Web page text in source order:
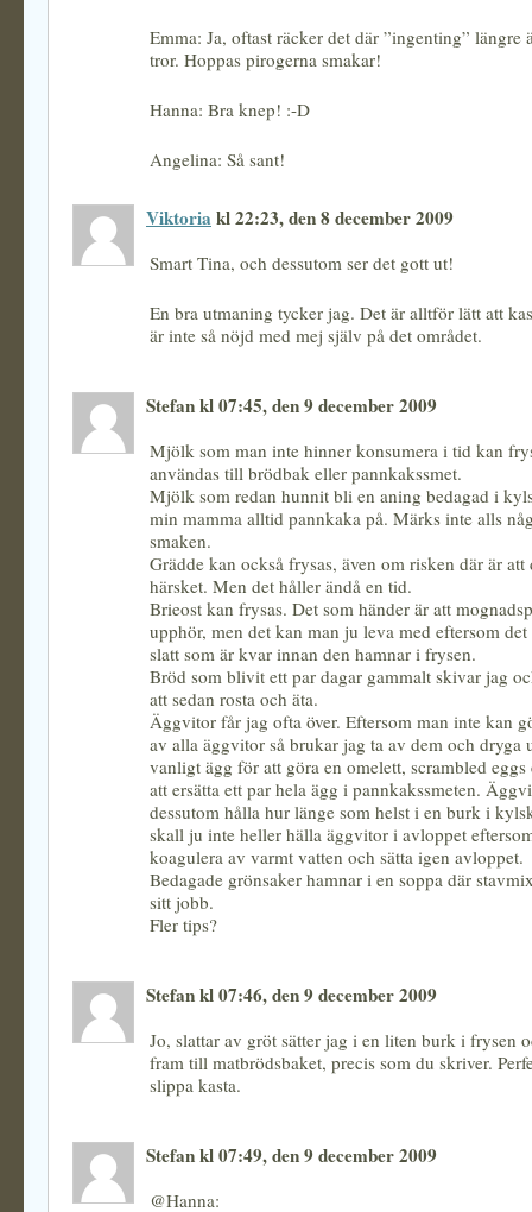
Emma: Ja, oftast räcker det där ”ingenting” längre
tror. Hoppas pirogerna smakar!
Hanna: Bra knep! :-D
Angelina: Så sant!
Viktoria kl 22:23, den 8 december 2009
Smart Tina, och dessutom ser det gott ut!
En bra utmaning tycker jag. Det är alltför lätt att
är inte så nöjd med mej själv på det området.
Stefan kl 07:45, den 9 december 2009
Mjölk som man inte hinner konsumera i tid kan
användas till brödbak eller pannkakssmet.
Mjölk som redan hunnit bli en aning bedagad i
min mamma alltid pannkaka på. Märks inte alls
smaken.
Grädde kan också frysas, även om risken där är
härsket. Men det håller ändå en tid.
Brieost kan frysas. Det som händer är att
upphör, men det kan man ju leva med eftersom
slatt som är kvar innan den hamnar i frysen.
Bröd som blivit ett par dagar gammalt skivar jag
att sedan rosta och äta.
Äggvitor får jag ofta över. Eftersom man inte kan
av alla äggvitor så brukar jag ta av dem och dryga
vanligt ägg för att göra en omelett, scrambled
att ersätta ett par hela ägg i pannkakssmeten.
dessutom hålla hur länge som helst i en burk i
skall ju inte heller hälla äggvitor i avloppet
koagulera av varmt vatten och sätta igen avloppet.
Bedagade grönsaker hamnar i en soppa där
sitt jobb.
Fler tips?
Stefan kl 07:46, den 9 december 2009
Jo, slattar av gröt sätter jag i en liten burk i frysen
fram till matbrödsbaket, precis som du skriver.
slippa kasta.
Stefan kl 07:49, den 9 december 2009
@Hanna: